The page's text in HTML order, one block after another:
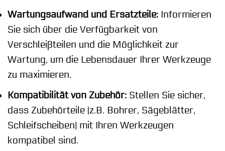
Wartungsaufwand und Ersatzteile: Informieren
Sie sich über die Verfügbarkeit von
Verschleißteilen und die Möglichkeit zur
Wartung, um die Lebensdauer Ihrer Werkzeuge
zu maximieren.
Kompatibilität von Zubehör: Stellen Sie sicher,
dass Zubehörteile (z.B. Bohrer, Sägeblätter,
Schleifscheiben) mit Ihren Werkzeugen
kompatibel sind.